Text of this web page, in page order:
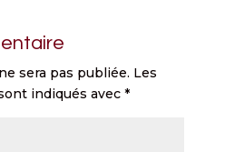
sera pas publiée. Les
indiqués avec *